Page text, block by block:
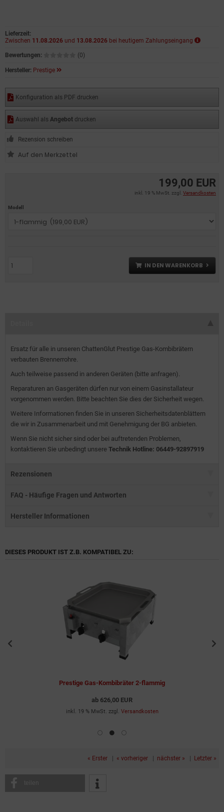
199,00 EUR
inkl. 19 % MwSt. zzgl. Versandkosten
Modell
IN DEN WARENKORB
Lieferzeit:
Zwischen 11.08.2026 und 13.08.2026 bei heutigem Zahlungseingang
Bewertungen: (0)
Hersteller: Prestige
Konfiguration als PDF drucken
Auswahl als Angebot drucken
Rezension schreiben
Ersatz für alle in unseren ChattenGlut Prestige Gas-Kombibrätern
verbauten Brennerrohre.
Auch teilweise passend in anderen Geräten (bitte anfragen).
Reparaturen an Gasgeräten dürfen nur von einem Gasinstallateur
vorgenommen werden. Bitte beachten Sie dies der Sicherheit wegen.
Weitere Informationen finden Sie in unseren Sicherheitsdatenblättern
die wir in Zusammenarbeit und mit Genehmigung der BG anbieten.
Wenn Sie nicht sicher sind oder bei auftretenden Problemen,
kontaktieren Sie unbedingt unsere Technik Hotline: 06449-92897919
Rezensionen
FAQ - Häufige Fragen und Antworten
Hersteller Informationen
DIESES PRODUKT IST Z.B. KOMPATIBEL ZU:
Prestige Gas-Kombibräter 2-flammig
ab 626,00 EUR
inkl. 19 % MwSt. zzgl. Versandkosten
« Erster | « vorheriger | nächster » | Letzter »
teilen